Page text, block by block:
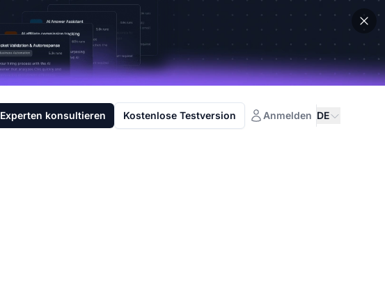
Experten konsultieren Kostenlose Testversion Anmelden DE